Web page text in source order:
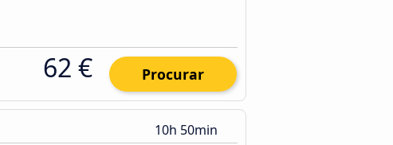
62 € Procurar
10h 50min